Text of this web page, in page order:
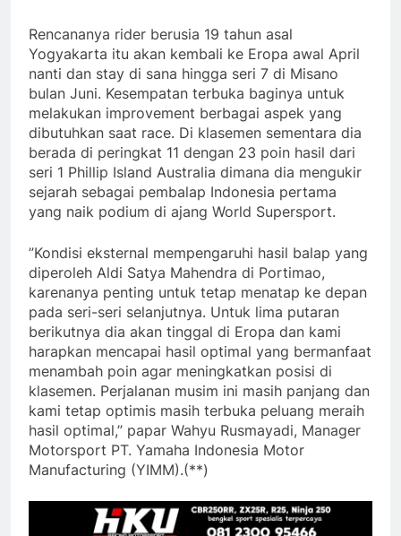
Rencananya rider berusia 19 tahun asal
Yogyakarta itu akan kembali ke Eropa awal April
nanti dan stay di sana hingga seri 7 di Misano
bulan Juni. Kesempatan terbuka baginya untuk
melakukan improvement berbagai aspek yang
dibutuhkan saat race. Di klasemen sementara dia
berada di peringkat 11 dengan 23 poin hasil dari
seri 1 Phillip Island Australia dimana dia mengukir
sejarah sebagai pembalap Indonesia pertama
yang naik podium di ajang World Supersport.
”Kondisi eksternal mempengaruhi hasil balap yang
diperoleh Aldi Satya Mahendra di Portimao,
karenanya penting untuk tetap menatap ke depan
pada seri-seri selanjutnya. Untuk lima putaran
berikutnya dia akan tinggal di Eropa dan kami
harapkan mencapai hasil optimal yang bermanfaat
menambah poin agar meningkatkan posisi di
klasemen. Perjalanan musim ini masih panjang dan
kami tetap optimis masih terbuka peluang meraih
hasil optimal,” papar Wahyu Rusmayadi, Manager
Motorsport PT. Yamaha Indonesia Motor
Manufacturing (YIMM).(**)